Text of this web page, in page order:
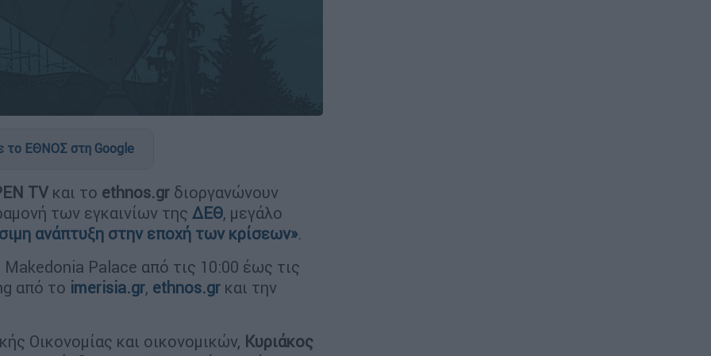
το ΕΘΝΟΣ στη Google
TV και το ethnos.gr διοργανώνουν
των εγκαινίων της ΔΕΘ, μεγάλο
ανάπτυξη στην εποχή των κρίσεων».
Palace από τις 10:00 έως τις
από τo imerisia.gr, ethnos.gr και την
Οικονομίας και οικονομικών, Κυριάκος